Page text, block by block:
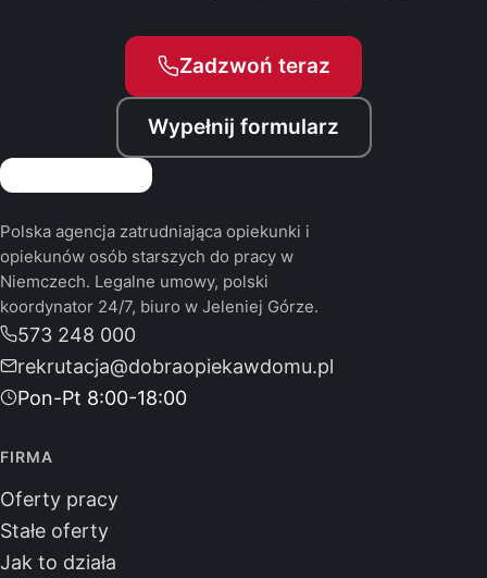
Zadzwoń teraz
Wypełnij formularz
Polska agencja zatrudniająca opiekunki i
opiekunów osób starszych do pracy w
Niemczech. Legalne umowy, polski
koordynator 24/7, biuro w Jeleniej Górze.
573 248 000
rekrutacja@dobraopiekawdomu.pl
Pon-Pt 8:00-18:00
FIRMA
Oferty pracy
Stałe oferty
Jak to działa